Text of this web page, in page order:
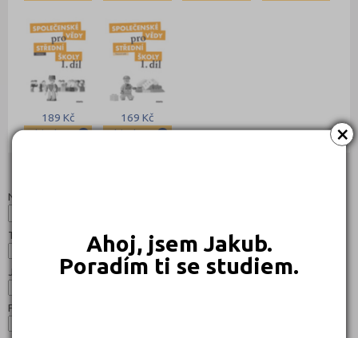
×
Ahoj, jsem Jakub.
Poradím ti se studiem.
189 Kč
Objednat
169 Kč
Objednat
Název:
Typ:
Jazyk:
Forma: